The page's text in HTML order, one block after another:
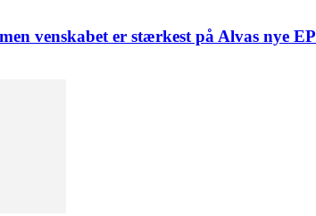
venskabet er stærkest på Alvas nye EP